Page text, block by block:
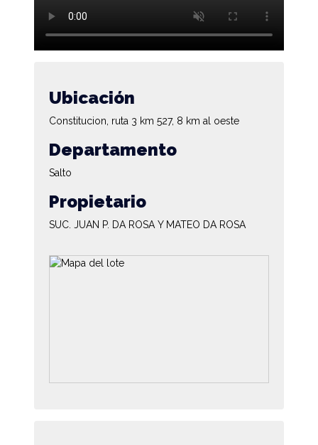
Ubicación
Constitucion, ruta 3 km 527, 8 km al oeste
Departamento
Salto
Propietario
SUC. JUAN P. DA ROSA Y MATEO DA ROSA